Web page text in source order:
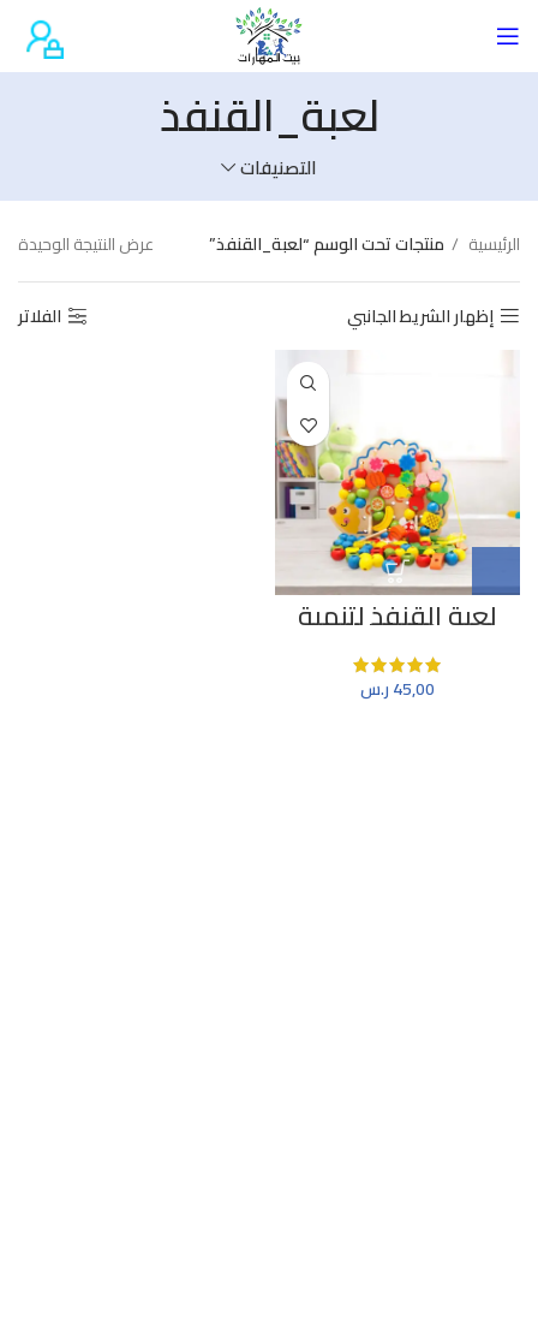
لعبة_القنفذ
التصنيفات
الرئيسية منتجات تحت الوسم “لعبة_القنفذ” عرض النتيجة الوحيدة
إظهار الشريط الجانبي الفلاتر
لعبة القنفذ لتنمية
تركيز الطفل
45,00ر.س